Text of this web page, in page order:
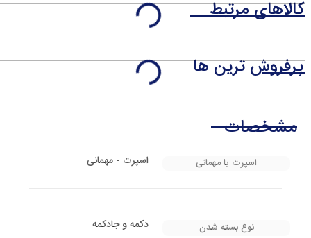
کالاهای مرتبط
پرفروش ترین ها
مشخصات
اسپرت یا مهمانی اسپرت - مهمانی
نوع بسته شدن دکمه و جادکمه